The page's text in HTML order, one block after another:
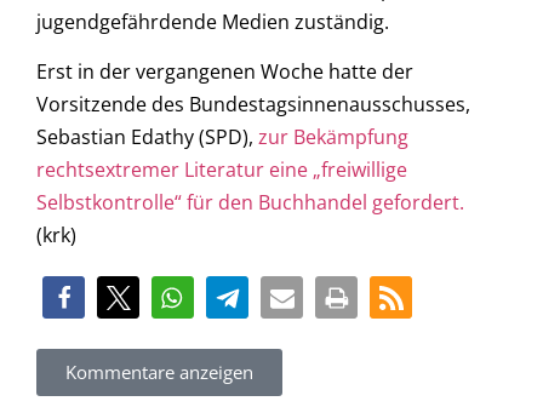
jugendgefährdende Medien zuständig.
Erst in der vergangenen Woche hatte der
Vorsitzende des Bundestagsinnenausschusses,
Sebastian Edathy (SPD), zur Bekämpfung
rechtsextremer Literatur eine „freiwillige
Selbstkontrolle“ für den Buchhandel gefordert.
(krk)
Kommentare anzeigen